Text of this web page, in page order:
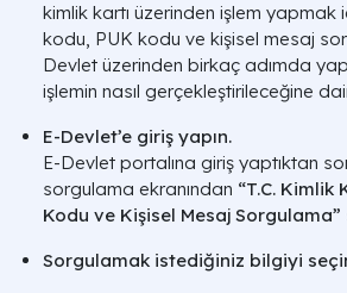
kimlik kartı üzerinden işlem yapmak
kodu, PUK kodu ve kişisel mesaj
Devlet üzerinden birkaç adımda
işlemin nasıl gerçekleştirileceğine
E-Devlet’e giriş yapın.
E-Devlet portalına giriş yaptıktan
sorgulama ekranından “T.C. Kimlik
Kodu ve Kişisel Mesaj Sorgulama”
Sorgulamak istediğiniz bilgiyi